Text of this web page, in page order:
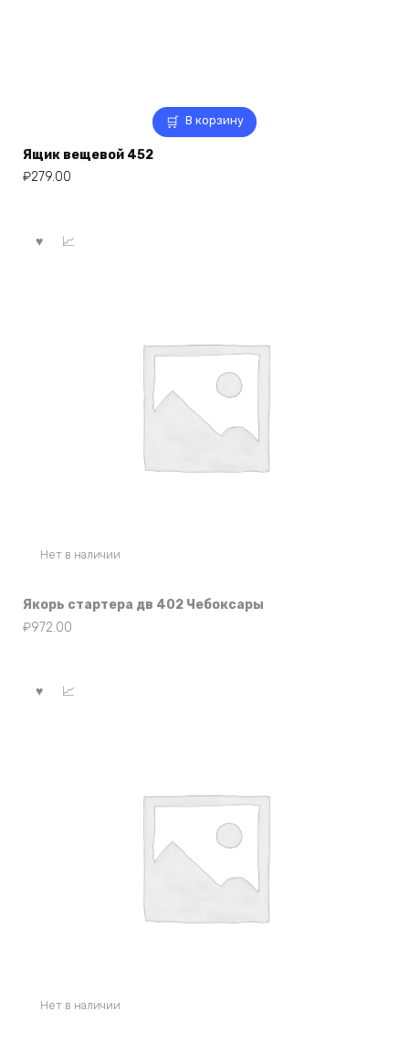
В корзину
Ящик вещевой 452
₽279.00
Нет в наличии
Якорь стартера дв 402 Чебоксары
₽972.00
Нет в наличии